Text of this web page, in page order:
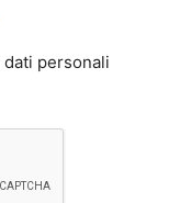
personali